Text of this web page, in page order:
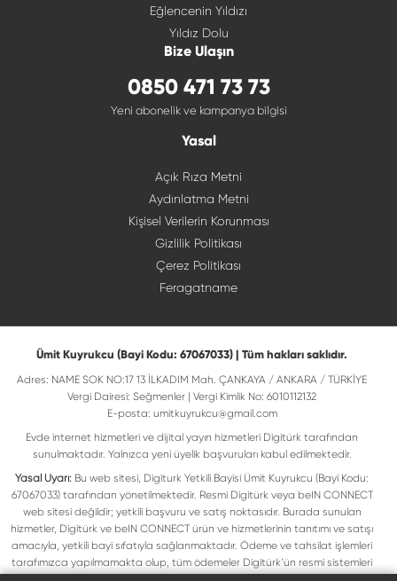
Eğlencenin Yıldızı
Yıldız Dolu
Bize Ulaşın
0850 471 73 73
Yeni abonelik ve kampanya bilgisi
Yasal
Açık Rıza Metni
Aydınlatma Metni
Kişisel Verilerin Korunması
Gizlilik Politikası
Çerez Politikası
Feragatname
Ümit Kuyrukcu (Bayi Kodu: 67067033) | Tüm hakları saklıdır.
Adres: NAME SOK NO:17 13 İLKADIM Mah. ÇANKAYA / ANKARA / TÜRKİYE
Vergi Dairesi: Seğmenler | Vergi Kimlik No: 6010112132
E-posta: umitkuyrukcu@gmail.com
Evde internet hizmetleri ve dijital yayın hizmetleri Digitürk tarafından
sunulmaktadır. Yalnızca yeni üyelik başvuruları kabul edilmektedir.
Yasal Uyarı: Bu web sitesi, Digiturk Yetkili Bayisi Ümit Kuyrukcu (Bayi Kodu:
67067033) tarafından yönetilmektedir. Resmi Digitürk veya beIN CONNECT
web sitesi değildir; yetkili başvuru ve satış noktasıdır. Burada sunulan
hizmetler, Digitürk ve beIN CONNECT ürün ve hizmetlerinin tanıtımı ve satışı
amacıyla, yetkili bayi sıfatıyla sağlanmaktadır. Ödeme ve tahsilat işlemleri
tarafımızca yapılmamakta olup, tüm ödemeler Digitürk’ün resmi sistemleri